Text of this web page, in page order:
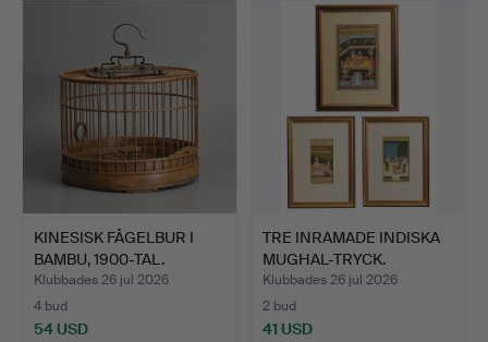
KINESISK FÅGELBUR I
BAMBU, 1900-TAL.
Klubbades 26 jul 2026
4 bud
54 USD
TRE INRAMADE INDISKA
MUGHAL-TRYCK.
Klubbades 26 jul 2026
2 bud
41 USD